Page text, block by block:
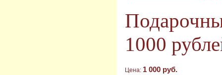
1000
Цена: 1 000 руб.